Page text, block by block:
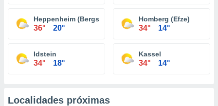
Heppenheim (Bergstraße)
36° 20°
Homberg (Efze)
34° 14°
Idstein
34° 18°
Kassel
34° 14°
Localidades próximas